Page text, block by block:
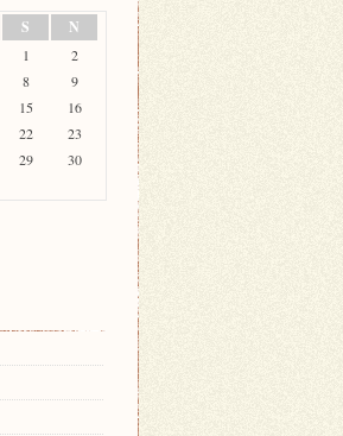
S N
1
2
8
9
15
16
22
23
29
30